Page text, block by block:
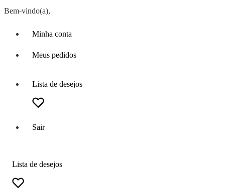
Bem-vindo(a),
Minha conta
Meus pedidos
Lista de desejos
Sair
Lista de desejos